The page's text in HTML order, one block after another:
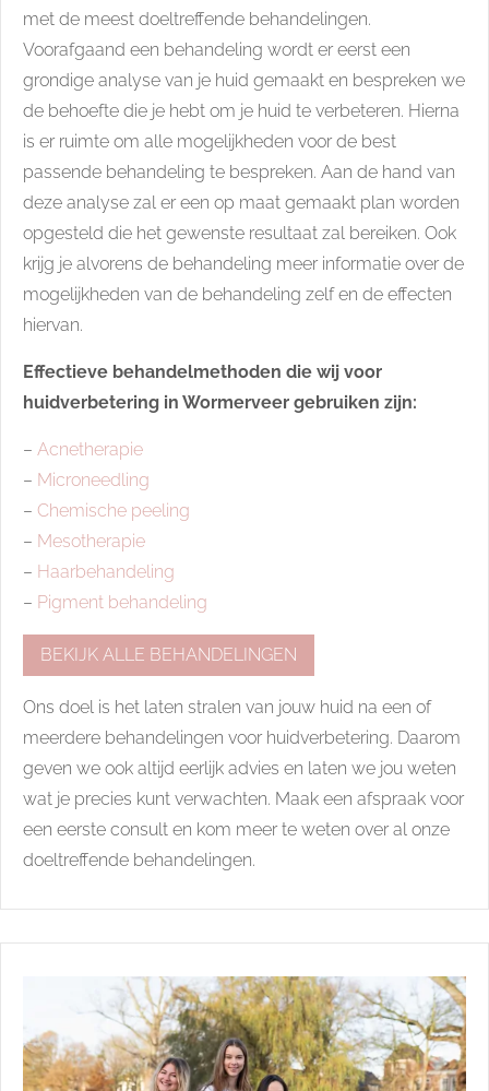
met de meest doeltreffende behandelingen.
Voorafgaand een behandeling wordt er eerst een
grondige analyse van je huid gemaakt en bespreken we
de behoefte die je hebt om je huid te verbeteren. Hierna
is er ruimte om alle mogelijkheden voor de best
passende behandeling te bespreken. Aan de hand van
deze analyse zal er een op maat gemaakt plan worden
opgesteld die het gewenste resultaat zal bereiken. Ook
krijg je alvorens de behandeling meer informatie over de
mogelijkheden van de behandeling zelf en de effecten
hiervan.
Effectieve behandelmethoden die wij voor
huidverbetering in Wormerveer gebruiken zijn:
– Acnetherapie
– Microneedling
– Chemische peeling
– Mesotherapie
– Haarbehandeling
– Pigment behandeling
BEKIJK ALLE BEHANDELINGEN
Ons doel is het laten stralen van jouw huid na een of
meerdere behandelingen voor huidverbetering. Daarom
geven we ook altijd eerlijk advies en laten we jou weten
wat je precies kunt verwachten. Maak een afspraak voor
een eerste consult en kom meer te weten over al onze
doeltreffende behandelingen.